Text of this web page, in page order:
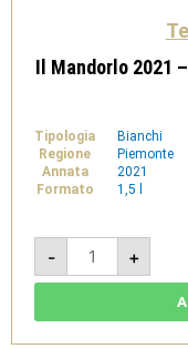
Il Mandorlo 2021
Tipologia
Bianchi
Regione
Piemonte
Annata
2021
Formato
1,5 l
-
Il
Mandorlo
2021
-
1,5L
+